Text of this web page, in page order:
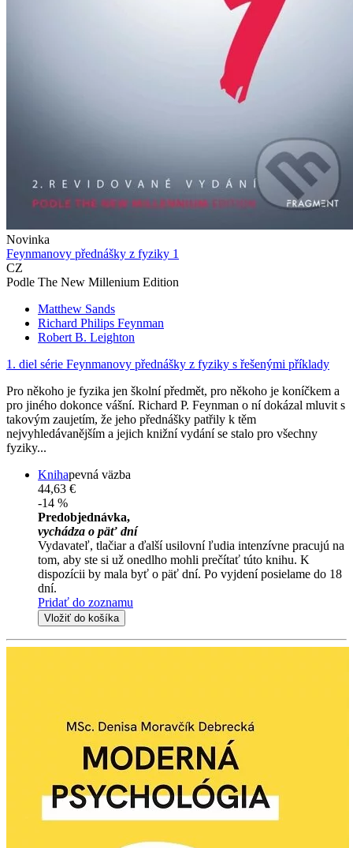
Novinka
Feynmanovy přednášky z fyziky 1
CZ
Podle The New Millenium Edition
Matthew Sands
Richard Philips Feynman
Robert B. Leighton
1. diel série Feynmanovy přednášky z fyziky s řešenými příklady
Pro někoho je fyzika jen školní předmět, pro někoho je koníčkem a
pro jiného dokonce vášní. Richard P. Feynman o ní dokázal mluvit s
takovým zaujetím, že jeho přednášky patřily k těm
nejvyhledávanějším a jejich knižní vydání se stalo pro všechny
fyziky...
Knihapevná väzba
44,63 €
-14 %
Predobjednávka,
vychádza o päť dní
Vydavateľ, tlačiar a ďalší usilovní ľudia intenzívne pracujú na
tom, aby ste si už onedlho mohli prečítať túto knihu. K
dispozícii by mala byť o päť dní. Po vyjdení posielame do 18
dní.
Pridať do zoznamu
Vložiť do košíka